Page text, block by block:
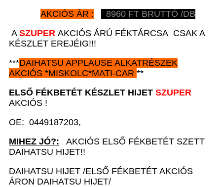
AKCIÓS ÁR :
8960 FT BRUTTÓ /DB
A SZUPER AKCIÓS ÁRÚ FÉKTÁRCSA CSAK A
KÉSZLET EREJÉIG!!!
***DAIHATSU APPLAUSE ALKATRÉSZEK
AKCIÓS *MISKOLC*MATI-CAR **
ELSŐ FÉKBETÉT KÉSZLET HIJET SZUPER
AKCIÓS !
OE: 0449187203,
MIHEZ JÓ?: AKCIÓS ELSŐ FÉKBETÉT SZETT
DAIHATSU HIJET!!
DAIHATSU HIJET /ELSŐ FÉKBETÉT AKCIÓS
ÁRON DAIHATSU HIJET/